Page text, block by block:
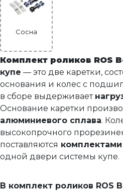
Ручка-кнопка
Ролики для дверей-купе
Комплект роликов для
R5
Комплект фурнитуры к
APOLLO 2/908мм
Защелка для
Ручка-купе с
торцевой зацеп
Ручка-купе с фиксатором
Прочее (доводчики,
Сосна
Комплект роликов ROS
купе — это две каретки,
основания и колес с
в сборе выдерживает
Основание каретки
алюминиевого сплава.
высокопрочного
поставляются
одной двери системы купе.
В комплект роликов ROS